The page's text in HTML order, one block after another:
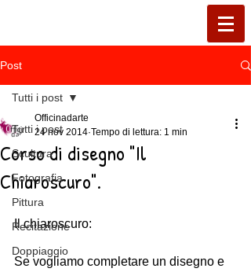
Post
Tutti i post
Scultura
Fotografia
Pittura
Recitazione
Doppiaggio
Tutti i post
Corso di disegno "Il
Chiaroscuro".
Officinadarte
24 nov 2014 Tempo di lettura: 1 min
Il chiaroscuro:
Se vogliamo completare un disegno e